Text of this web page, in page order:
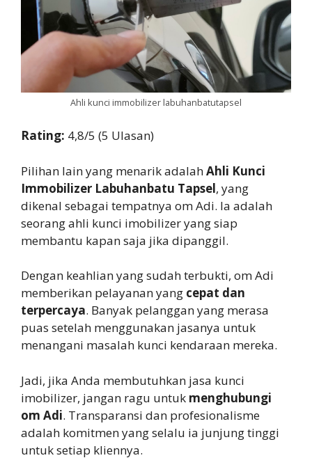
Ahli kunci immobilizer labuhanbatutapsel
Rating: 4,8/5 (5 Ulasan)
Pilihan lain yang menarik adalahAhli Kunci
Immobilizer Labuhanbatu Tapsel, yang
dikenal sebagai tempatnya om Adi. Ia adalah
seorang ahli kunci imobilizer yang siap
membantu kapan saja jika dipanggil.
Dengan keahlian yang sudah terbukti, om Adi
memberikan pelayanan yang cepat dan
terpercaya. Banyak pelanggan yang merasa
puas setelah menggunakan jasanya untuk
menangani masalah kunci kendaraan mereka.
Jadi, jika Anda membutuhkan jasa kunci
imobilizer, jangan ragu untuk menghubungi
om Adi. Transparansi dan profesionalisme
adalah komitmen yang selalu ia junjung tinggi
untuk setiap kliennya.